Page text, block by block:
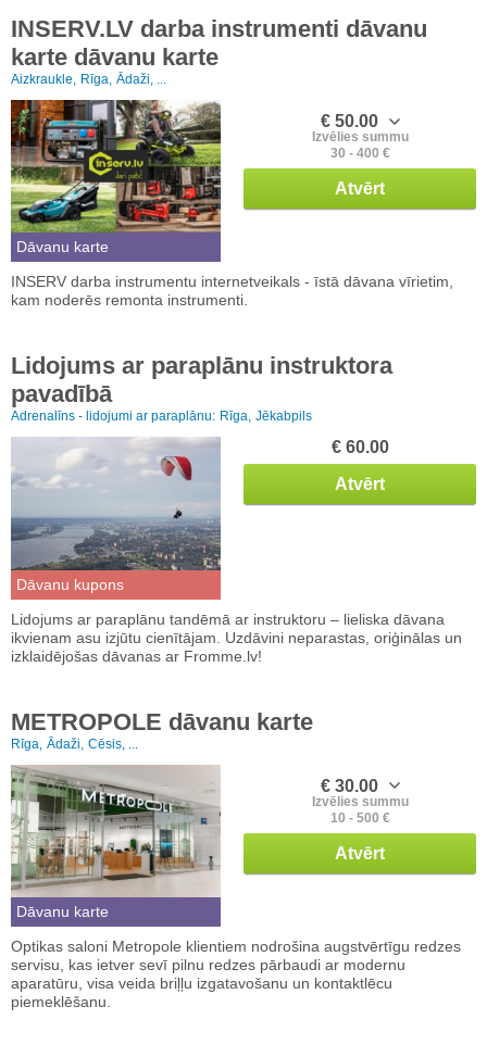
INSERV.LV darba instrumenti dāvanu
karte dāvanu karte
Aizkraukle, Rīga, Ādaži, ...
Dāvanu karte
€ 50.00
Izvēlies summu
30 - 400 €
Atvērt
INSERV darba instrumentu internetveikals - īstā dāvana vīrietim,
kam noderēs remonta instrumenti.
Lidojums ar paraplānu instruktora
pavadībā
Adrenalīns - lidojumi ar paraplānu: Rīga, Jēkabpils
Dāvanu kupons
€ 60.00
Atvērt
Lidojums ar paraplānu tandēmā ar instruktoru – lieliska dāvana
ikvienam asu izjūtu cienītājam. Uzdāvini neparastas, oriģinālas un
izklaidējošas dāvanas ar Fromme.lv!
METROPOLE dāvanu karte
Rīga, Ādaži, Cēsis, ...
Dāvanu karte
€ 30.00
Izvēlies summu
10 - 500 €
Atvērt
Optikas saloni Metropole klientiem nodrošina augstvērtīgu redzes
servisu, kas ietver sevī pilnu redzes pārbaudi ar modernu
aparatūru, visa veida briļļu izgatavošanu un kontaktlēcu
piemeklēšanu.